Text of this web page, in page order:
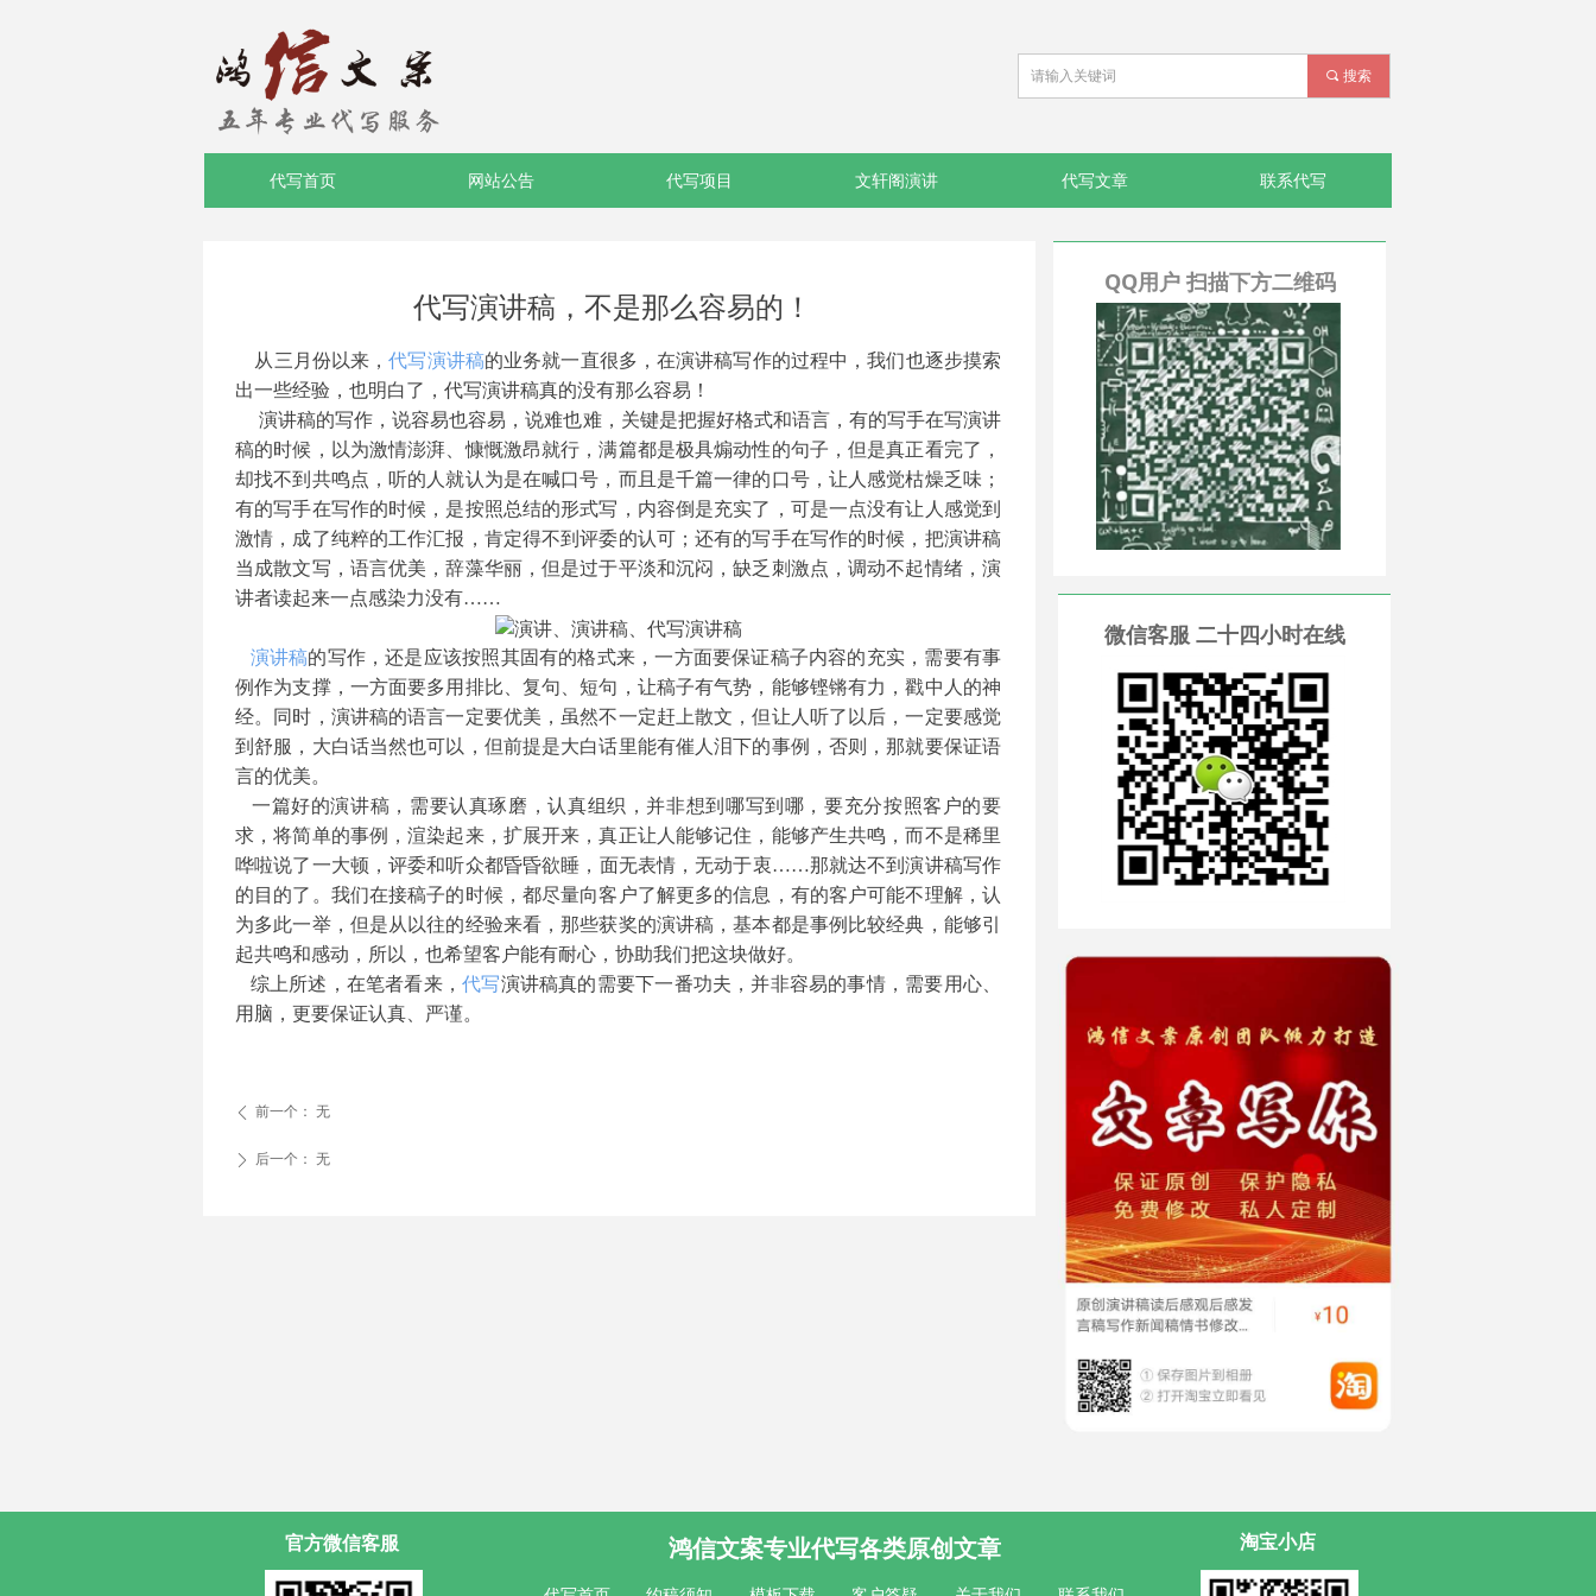
代写首页 网站公告 代写项目 文轩阁演讲 代写文章 联系代写
끠 搜索
代写演讲稿，不是那么容易的！
从三月份以来，代写演讲稿的业务就一直很多，在演讲稿写作的过程中，我们也逐步摸索
出一些经验，也明白了，代写演讲稿真的没有那么容易！
演讲稿的写作，说容易也容易，说难也难，关键是把握好格式和语言，有的写手在写演讲
稿的时候，以为激情澎湃、慷慨激昂就行，满篇都是极具煽动性的句子，但是真正看完了，
却找不到共鸣点，听的人就认为是在喊口号，而且是千篇一律的口号，让人感觉枯燥乏味；
有的写手在写作的时候，是按照总结的形式写，内容倒是充实了，可是一点没有让人感觉到
激情，成了纯粹的工作汇报，肯定得不到评委的认可；还有的写手在写作的时候，把演讲稿
当成散文写，语言优美，辞藻华丽，但是过于平淡和沉闷，缺乏刺激点，调动不起情绪，演
讲者读起来一点感染力没有……
演讲稿的写作，还是应该按照其固有的格式来，一方面要保证稿子内容的充实，需要有事
例作为支撑，一方面要多用排比、复句、短句，让稿子有气势，能够铿锵有力，戳中人的神
经。同时，演讲稿的语言一定要优美，虽然不一定赶上散文，但让人听了以后，一定要感觉
到舒服，大白话当然也可以，但前提是大白话里能有催人泪下的事例，否则，那就要保证语
言的优美。
一篇好的演讲稿，需要认真琢磨，认真组织，并非想到哪写到哪，要充分按照客户的要
求，将简单的事例，渲染起来，扩展开来，真正让人能够记住，能够产生共鸣，而不是稀里
哗啦说了一大顿，评委和听众都昏昏欲睡，面无表情，无动于衷……那就达不到演讲稿写作
的目的了。我们在接稿子的时候，都尽量向客户了解更多的信息，有的客户可能不理解，认
为多此一举，但是从以往的经验来看，那些获奖的演讲稿，基本都是事例比较经典，能够引
起共鸣和感动，所以，也希望客户能有耐心，协助我们把这块做好。
综上所述，在笔者看来，代写演讲稿真的需要下一番功夫，并非容易的事情，需要用心、
用脑，更要保证认真、严谨。
ꄴ 前一个： 无
ꄲ 后一个： 无
QQ用户 扫描下方二维码
微信客服 二十四小时在线
鸿信文案专业代写各类原创文章
官方微信客服 淘宝小店